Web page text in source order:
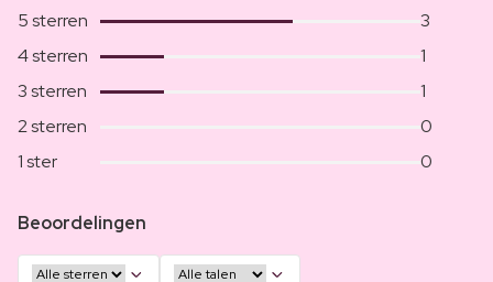
5 sterren
3
4 sterren
1
3 sterren
1
2 sterren
0
1 ster
0
Beoordelingen